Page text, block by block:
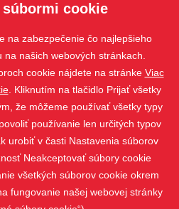
Interiér BO
cookie
na zabezpečenie čo najlepšieho
našich webových stránkach.
cookie nájdete na stránke Viac
. Kliknutím na tlačidlo Prijať všetky
že môžeme používať všetky typy
používanie len určitých typov
urobiť v časti Nastavenia súborov
Neakceptovať súbory cookie
všetkých súborov cookie okrem
fungovanie našej webovej stránky